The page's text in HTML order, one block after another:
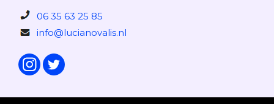
06 35 63 25 85
info@lucianovalis.nl